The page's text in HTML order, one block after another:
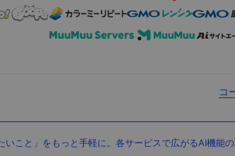
コ
いこと」をもっと手軽に。各サービスで広がるAI機能